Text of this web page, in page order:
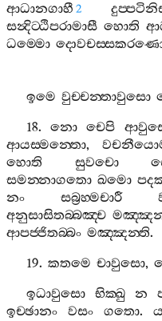
ආධානගාහී 2
සන්‍දිට‍්ඨිපරාමාසී හොති
ධම‍්මො
ඉමෙ වුච‍්චන‍්තාවුසො
18. නො චෙපි
ආයස‍්මන‍්තො,
හොති
සුවචො
සමන‍්නාගතො ඛමො
නං
සබ්‍රහ‍්මචාරී
අනුසාසිතබ‍්බඤ‍්ච
ආපජ‍්ජිතබ‍්බං මඤ‍්ඤන‍්ති.
19. කතමෙ චාවුසො,
ඉධාවුසො
භික‍්ඛු න
ඉච‍්ඡානං
වසං ගතො.